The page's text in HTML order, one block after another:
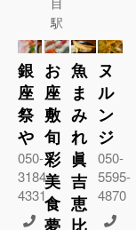
駅
銀
座
祭
や
050-
3184-
4331
お
座
敷
旬
彩
美
食
魚
ま
み
れ
眞
吉
恵
ヌ
ル
ン
ジ
050-
5595-
4870